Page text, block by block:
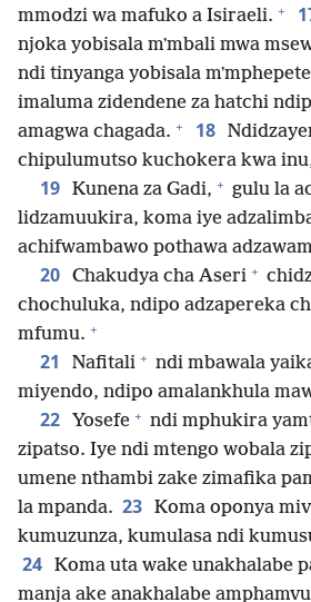
mmodzi wa mafuko a Isiraeli. +
njoka yobisala mʼmbali mwa
ndi tinyanga yobisala
imaluma zidendene za hatchi
amagwa chagada. + 18
chipulumutso kuchokera kwa
19 Kunena za Gadi, + gulu la
lidzamuukira, koma iye
achifwambawo pothawa
20 Chakudya cha Aseri +
chochuluka, ndipo adzapereka
mfumu. +
21 Nafitali + ndi mbawala
miyendo, ndipo amalankhula
22 Yosefe + ndi mphukira
zipatso. Iye ndi mtengo wobala
umene nthambi zake zimafika
la mpanda. 23 Koma oponya
kumuzunza, kumulasa ndi
24 Koma uta wake unakhalabe
manja ake anakhalabe